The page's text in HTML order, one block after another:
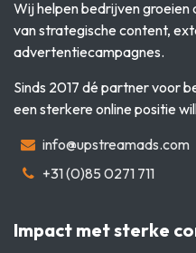
Wij helpen bedrijven groeien
van strategische content,
advertentiecampagnes.
Sinds 2017 dé partner voor
een sterkere online positie
info@upstreamads.com
+31 (0)85 0271 711
Impact met sterke